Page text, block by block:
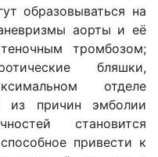
образовываться на
аорты и её
тромбозом;
бляшки,
отделе
из причин эмболии
становится
привести к